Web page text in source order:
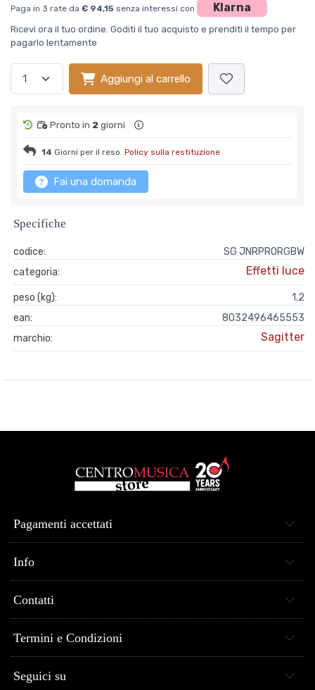
Paga in 3 rate da € 94,15 senza interessi con Klarna
Ricevi ora il tuo ordine. Goditi il tuo acquisto e prenditi il tempo per
pagarlo lentamente
Aggiungi al carrello
Pronto in 2 giorni
14 Giorni per il reso. Policy sulla restituzione
Fai una domanda
Specifiche
codice:
SG JNRPRORGBW
categoria:
Effetti luce
peso (kg):
1.2
ean:
8032496465553
marchio:
Sagitter
Pagamenti accettati
Info
Contatti
Termini e Condizioni
Seguici su